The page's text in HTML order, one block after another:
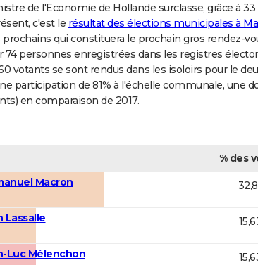
de l'Economie de Hollande surclasse, grâce à
c'est le résultat des élections municipales à
prochains qui constituera le prochain gros rendez-
74 personnes enregistrées dans les registres
votants se sont rendus dans les isoloirs pour le
participation de 81% à l'échelle communale, une
en comparaison de 2017.
% des
Macron
Lassalle
Luc Mélenchon